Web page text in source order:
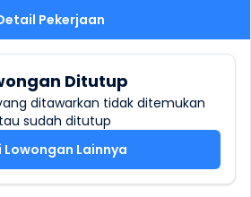
Pekerjaan
Ditutup
ditawarkan tidak ditemukan
sudah ditutup
Lowongan Lainnya